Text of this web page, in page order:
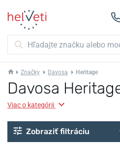
Značky Davosa Heritage
Davosa
Viac o kategórii
Zobraziť filtráciu